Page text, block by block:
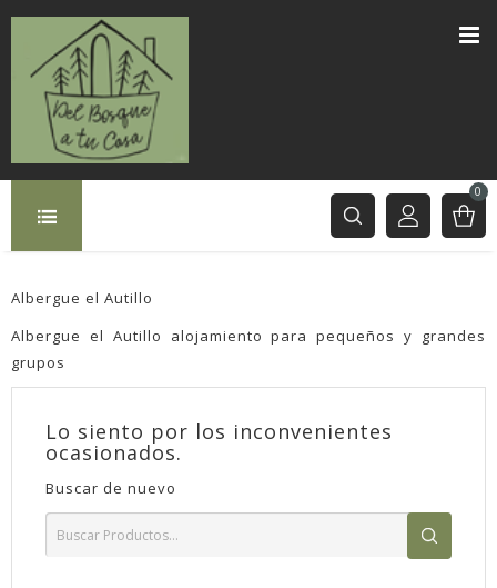
0
Albergue el Autillo
Albergue el Autillo alojamiento para pequeños y grandes
grupos
Lo siento por los inconvenientes
ocasionados.
Buscar de nuevo